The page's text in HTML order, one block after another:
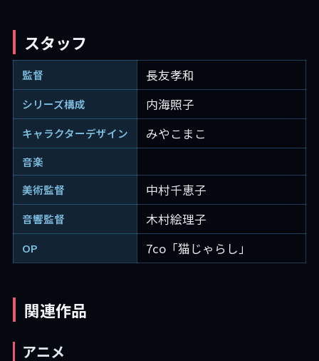
スタッフ
監督 長友孝和
シリーズ構成 内海照子
キャラクターデザイン みやこまこ
音楽
美術監督
中村千恵子
音響監督 木村絵理子
OP 7co「猫じゃらし」
関連作品
アニメ